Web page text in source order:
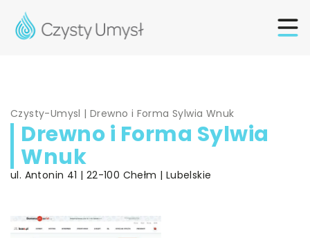
Czysty-Umysl |Drewno i Forma Sylwia Wnuk
Drewno i Forma Sylwia
Wnuk
ul. Antonin 41 | 22-100 Chełm | Lubelskie